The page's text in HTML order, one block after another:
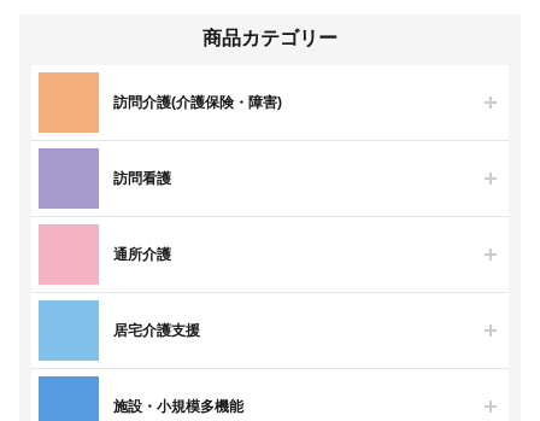
商品カテゴリー
訪問介護(介護保険・障害)
訪問看護
通所介護
居宅介護支援
施設・小規模多機能